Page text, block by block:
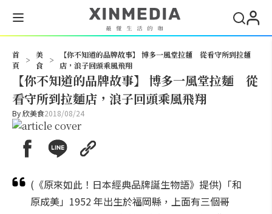
首
頁
>
美
食
>
【你不知道的品牌故事】 博多一風堂拉麵 從看守所到拉麵
店，浪子回頭乘風飛翔
【你不知道的品牌故事】 博多一風堂拉麵 從
看守所到拉麵店，浪子回頭乘風飛翔
By欣美食2018/08/24
(《原來如此！日本經典品牌誕生物語》提供)「和
原成美」1952 年出生於福岡縣，上面有三個哥